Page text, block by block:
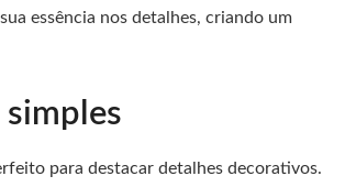
essência nos detalhes, criando um
simples
para destacar detalhes decorativos.